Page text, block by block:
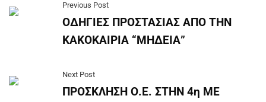
Previous Post
ΟΔΗΓΙΕΣ ΠΡΟΣΤΑΣΙΑΣ ΑΠΟ ΤΗΝ
ΚΑΚΟΚΑΙΡΙΑ “ΜΗΔΕΙΑ”
Next Post
ΠΡΟΣΚΛΗΣΗ Ο.Ε. ΣΤΗΝ 4η ΜΕ